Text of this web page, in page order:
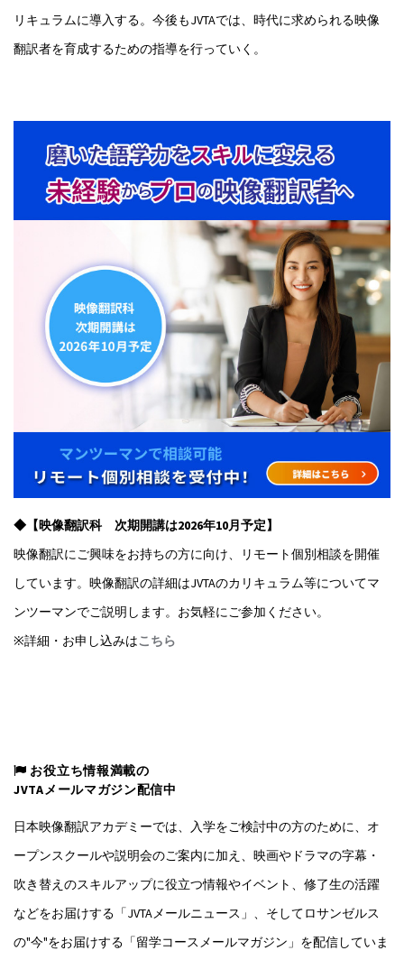
リキュラムに導入する。今後もJVTAでは、時代に求められる映像
翻訳者を育成するための指導を行っていく。
◆【映像翻訳科 次期開講は2026年10月予定】
映像翻訳にご興味をお持ちの方に向け、リモート個別相談を開催
しています。映像翻訳の詳細はJVTAのカリキュラム等についてマ
ンツーマンでご説明します。お気軽にご参加ください。
※詳細・お申し込みはこちら
お役立ち情報満載の
JVTAメールマガジン配信中
日本映像翻訳アカデミーでは、入学をご検討中の方のために、オ
ープンスクールや説明会のご案内に加え、映画やドラマの字幕・
吹き替えのスキルアップに役立つ情報やイベント、修了生の活躍
などをお届けする「JVTAメールニュース」、そしてロサンゼルス
の"今"をお届けする「留学コースメールマガジン」を配信していま